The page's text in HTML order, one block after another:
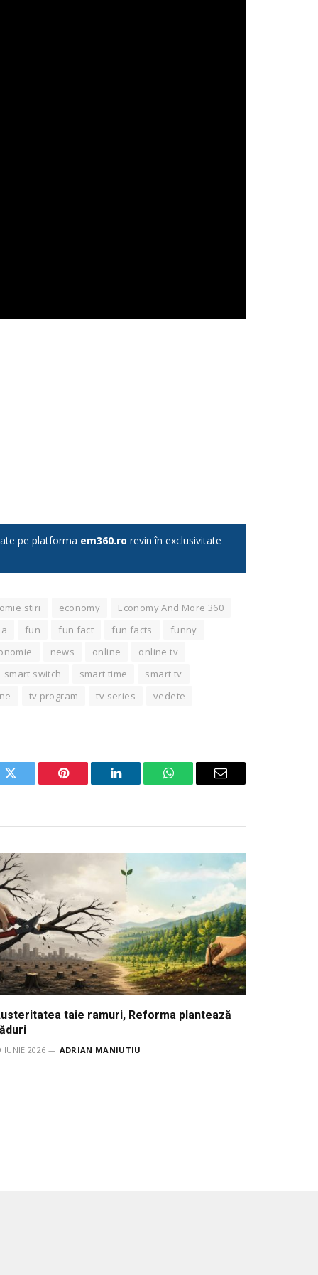
pe platforma em360.ro revin în exclusivitate
stiri economy
Economy And More 360
fun fun fact fun facts
funny
news online
online tv
smart switch
smart time
smart tv
tv program tv series vedete
Twitter Pinterest LinkedIn WhatsAppEmail
taie ramuri, Reforma plantează
IUNIE 2026 ADRIAN MANIUTIU